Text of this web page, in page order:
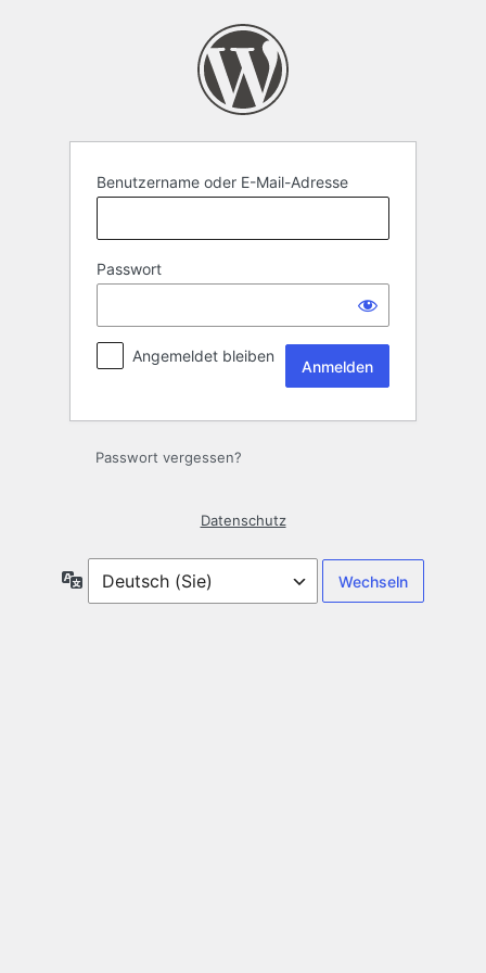
Benutzername oder E-Mail-Adresse
Passwort
Angemeldet bleiben
Passwort vergessen?
Datenschutz
Sprache